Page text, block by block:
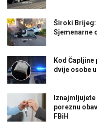
Široki Brijeg:
Sjemenarne
Kod
dvije osobe
poreznu
FBiH